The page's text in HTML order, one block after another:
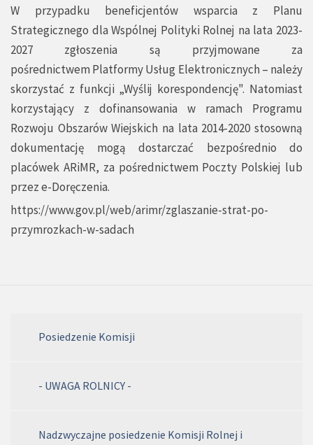
W przypadku beneficjentów wsparcia z Planu
Strategicznego dla Wspólnej Polityki Rolnej na lata 2023-
2027 zgłoszenia są przyjmowane za
pośrednictwem Platformy Usług Elektronicznych – należy
skorzystać z funkcji „Wyślij korespondencję". Natomiast
korzystający z dofinansowania w ramach Programu
Rozwoju Obszarów Wiejskich na lata 2014-2020 stosowną
dokumentację mogą dostarczać bezpośrednio do
placówek ARiMR, za pośrednictwem Poczty Polskiej lub
przez e-Doręczenia.
https://www.gov.pl/web/arimr/zglaszanie-strat-po-
przymrozkach-w-sadach
Posiedzenie Komisji
- UWAGA ROLNICY -
Nadzwyczajne posiedzenie Komisji Rolnej i